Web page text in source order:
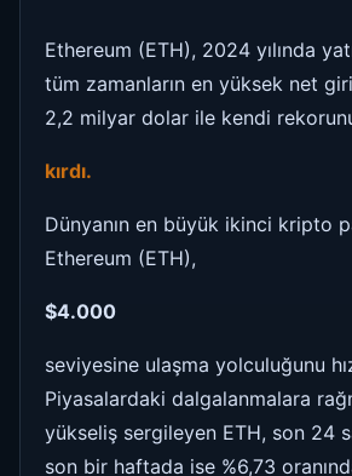
Ethereum (ETH), 2024 yılında
tüm zamanların en yüksek net
2,2 milyar dolar ile kendi
kırdı.
Dünyanın en büyük ikinci kripto
Ethereum (ETH),
$4.000
seviyesine ulaşma yolculuğunu
Piyasalardaki dalgalanmalara
yükseliş sergileyen ETH, son 24
son bir haftada ise %6,73